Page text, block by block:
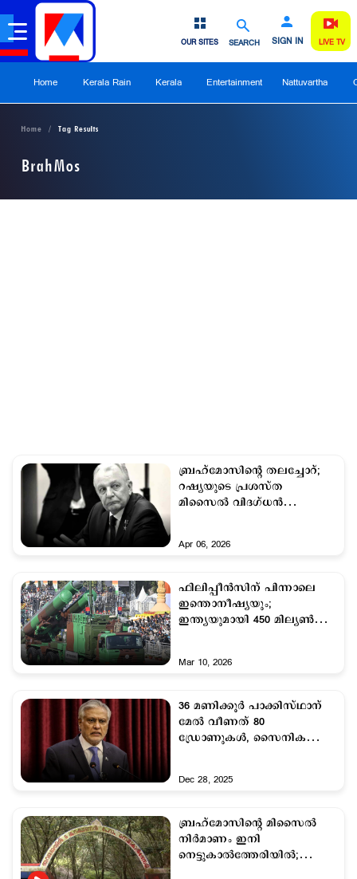
SEARCH SIGN IN
OUR SITES LIVE TV
Home Kerala Rain Kerala Entertainment Nattuvartha
Home Tag Results
BrahMos
ബ്രഹ്മോസിന്റെ തലച്ചോറ്;
റഷ്യയുടെ പ്രശസ്ത
മിസൈല്‍ വിദഗ്ധന്‍
Apr 06, 2026
ഫിലിപ്പീൻസിന് പിന്നാലെ
ഇന്തൊനീഷ്യയും;
ഇന്ത്യയുമായി 450 മില്യൺ
Mar 10, 2026
36 മണിക്കൂര്‍ പാക്കിസ്ഥാന്
മേല്‍ വീണത് 80
ഡ്രോണുകള്‍, സൈനിക
Dec 28, 2025
ബ്രഹ്മോസിന്റെ മിസൈൽ
നിർമാണം ഇനി
നെട്ടുകാൽത്തേരിയിൽ;